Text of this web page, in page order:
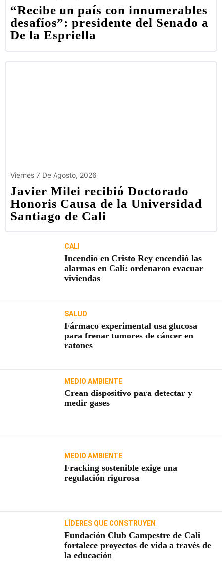
“Recibe un país con innumerables
desafíos”: presidente del Senado a
De la Espriella
Viernes 7 De Agosto, 2026
Javier Milei recibió Doctorado
Honoris Causa de la Universidad
Santiago de Cali
CALI
Incendio en Cristo Rey encendió las
alarmas en Cali: ordenaron evacuar
viviendas
SALUD
Fármaco experimental usa glucosa
para frenar tumores de cáncer en
ratones
MEDIO AMBIENTE
Crean dispositivo para detectar y
medir gases
MEDIO AMBIENTE
Fracking sostenible exige una
regulación rigurosa
LÍDERES QUE CONSTRUYEN
Fundación Club Campestre de Cali
fortalece proyectos de vida a través de
la educación